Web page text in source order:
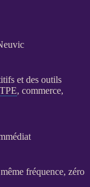
et des outils
TPE, commerce,
fréquence, zéro